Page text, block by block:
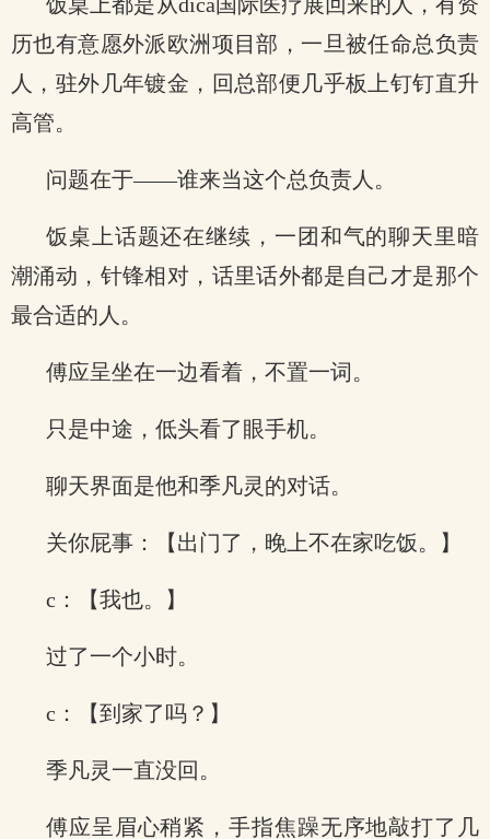
历也有意愿外派欧洲项目部，一旦被任命总负责
人，驻外几年镀金，回总部便几乎板上钉钉直升
高管。
问题在于——谁来当这个总负责人。
饭桌上话题还在继续，一团和气的聊天里暗
潮涌动，针锋相对，话里话外都是自己才是那个
最合适的人。
傅应呈坐在一边看着，不置一词。
只是中途，低头看了眼手机。
聊天界面是他和季凡灵的对话。
关你屁事：【出门了，晚上不在家吃饭。】
c：【我也。】
过了一个小时。
c：【到家了吗？】
季凡灵一直没回。
傅应呈眉心稍紧，手指焦躁无序地敲打了几